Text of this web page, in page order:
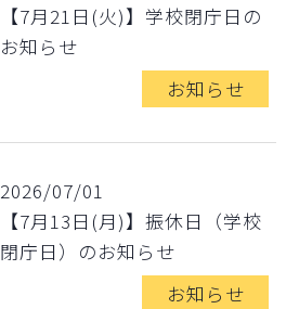
【7月21日(火)】学校閉庁日の
お知らせ
お知らせ
2026/07/01
【7月13日(月)】振休日（学校
閉庁日）のお知らせ
お知らせ